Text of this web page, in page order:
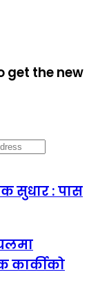
get the new
सुधार : पास
कार्कीको